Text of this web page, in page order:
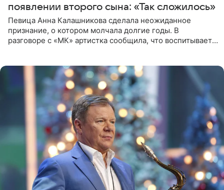
появлении второго сына: «Так сложилось»
Певица Анна Калашникова сделала неожиданное
признание, о котором молчала долгие годы. В
разговоре с «МК» артистка сообщила, что воспитывает